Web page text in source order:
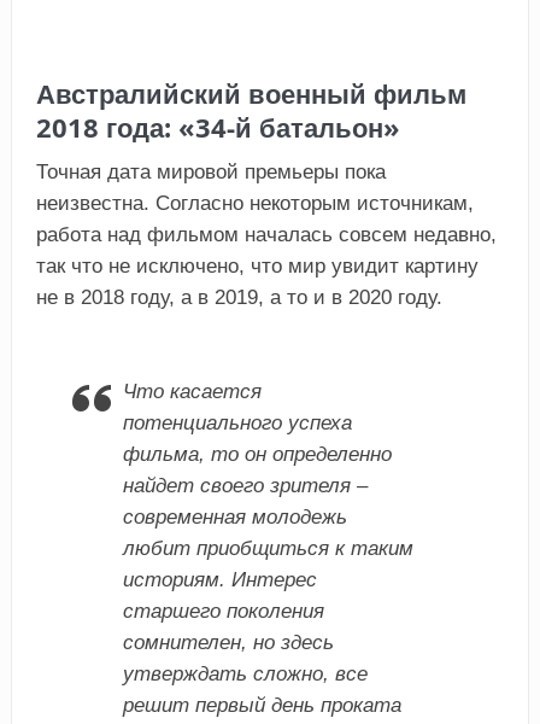
Австралийский военный фильм
2018 года: «34-й батальон»
Точная дата мировой премьеры пока
неизвестна. Согласно некоторым источникам,
работа над фильмом началась совсем недавно,
так что не исключено, что мир увидит картину
не в 2018 году, а в 2019, а то и в 2020 году.
Что касается
потенциального успеха
фильма, то он определенно
найдет своего зрителя –
современная молодежь
любит приобщиться к таким
историям. Интерес
старшего поколения
сомнителен, но здесь
утверждать сложно, все
решит первый день проката